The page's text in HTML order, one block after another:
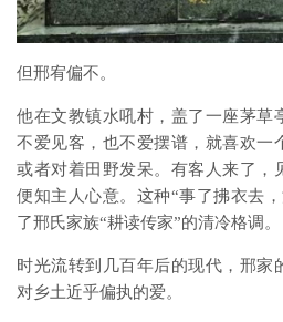
但邢宥偏不。
他在文教镇水吼村，盖了一座茅草
不爱见客，也不爱摆谱，就喜欢一
或者对着田野发呆。有客人来了，
便知主人心意。这种“事了拂衣去
了邢氏家族“耕读传家”的清冷格调。
时光流转到几百年后的现代，邢家
对乡土近乎偏执的爱。